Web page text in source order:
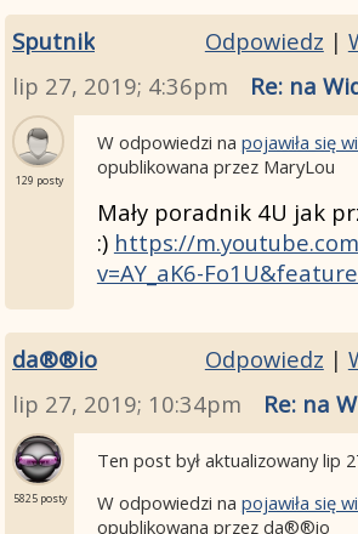
Sputnik Odpowiedz |
lip 27, 2019; 4:36pm
Re: na
129 posty
W odpowiedzi na pojawiła się
opublikowana przez MaryLou
Mały poradnik 4U jak
:) https://
v=AY_aK6-
da®®io Odpowiedz |
lip 27, 2019; 10:34pm
Re: na
5825 posty
Ten post był aktualizowanylip
W odpowiedzi na pojawiła się
opublikowana przez da®®io